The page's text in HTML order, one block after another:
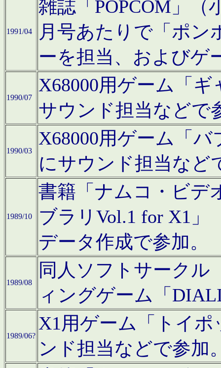
1991/04
雑誌「POPCOM」（
月号あたりで「ポン
ーを担当、およびゲ
1990/07
X68000用ゲーム「
サウンド担当などで
1990/03
X68000用ゲーム「
にサウンド担当など
1989/10
書籍「ナムコ・ビデ
ブラリVol.1 for X1」
データ作成で参加。
1989/08
同人ソフトサークル
ィングゲーム「
1989/06?
X1用ゲーム「トイ
ンド担当などで参加